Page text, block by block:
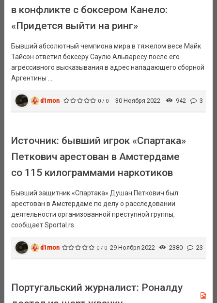
в конфликте с боксером Канело:
«Придется выйти на ринг»
Бывший абсолютный чемпиона мира в тяжелом весе Майк
Тайсон ответил боксеру Саулю Альваресу после его
агрессивного высказывания в адрес нападающего сборной
Аргентины ...
d1mon 0 / 0 30 Ноября 2022 942 3
Источник: бывший игрок «Спартака»
Петкович арестован в Амстердаме
со 115 килограммами наркотиков
Бывший защитник «Спартака» Душан Петкович был
арестован в Амстердаме по делу о расследовании
деятельности организованной преступной группы,
сообщает Sportal.rs.
d1mon 0 / 0 29 Ноября 2022 2380 23
Португальский журналист: Роналду